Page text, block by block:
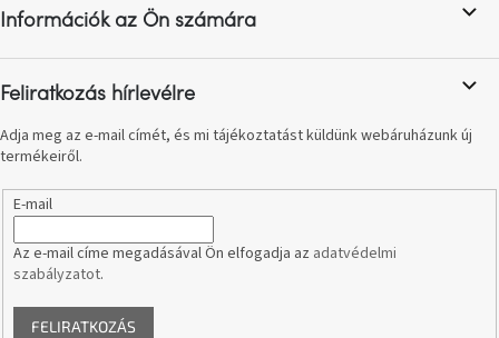
belső
tér
Woodman
kedvezményesen
Anyák
Egy
étkező,
amely
szórakoztat!
éInformációk az Ön számára
Feliratkozás hírlevélre
Adja meg az e-mail címét, és mi tájékoztatást küldünk webáruházunk új
termékeiről.
E-mail
Az e-mail címe megadásával Ön elfogadja az adatvédelmi
szabályzatot.
FELIRATKOZÁS